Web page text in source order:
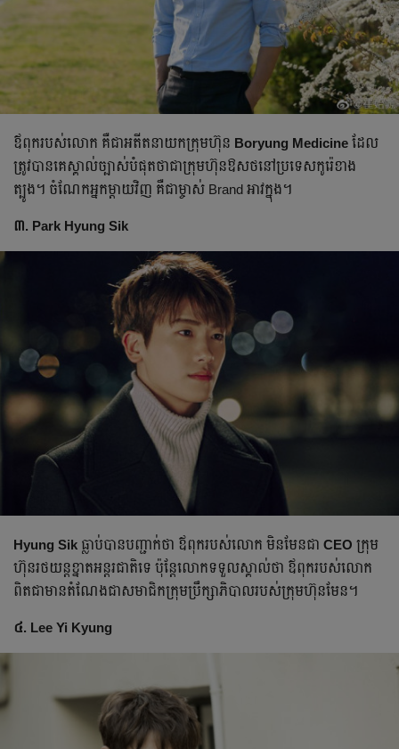
ឪពុករបស់​លោក​ គឺជាអតីតនាយកក្រុមហ៊ុន Boryung Medicine ដែល​
ត្រូវ​បាន​គេ​ស្គាល់ច្បាស់បំផុតថាជា​ក្រុមហ៊ុនឱសថនៅប្រទេសកូរ៉េខាង
ត្បូង។ ចំណែកអ្នកម្ដាយវិញ គឺ​ជា​ម្ចាស់ Brand អាវក្នុង។
៣. Park Hyung Sik
Hyung Sik ធ្លាប់​បាន​បញ្ជាក់​ថា​ ឪពុករបស់លោក មិនមែន​ជា​ CEO ក្រុម
ហ៊ុនរថយន្តខ្នាតអន្តរជាតិទេ ប៉ុន្តែលោកទទួល​ស្គាល់ថា ឪពុករបស់លោក
ពិតជាមានតំណែងជាសមាជិកក្រុមប្រឹក្សាភិបាលរបស់ក្រុមហ៊ុនមែន។
៤. Lee Yi Kyung